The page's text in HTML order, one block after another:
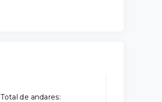
Total de andares: